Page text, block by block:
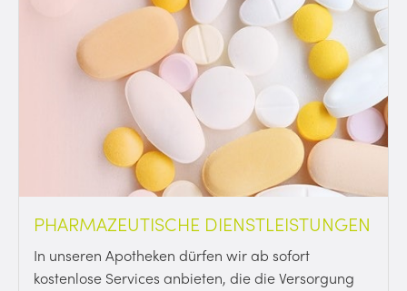
PHARMAZEUTISCHE DIENSTLEISTUNGEN
In unseren Apotheken dürfen wir ab sofort
kostenlose Services anbieten, die die Versorgung